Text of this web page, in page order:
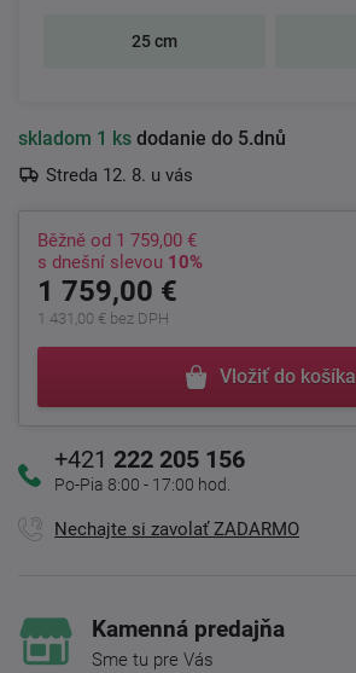
25 cm
skladom 1 ks dodanie do 5.dnů
Streda 12. 8. u vás
Běžně od 1 759,00 €
s dnešní slevou 10%
1 759,00 €
1 431,00 € bez DPH
Vložiť do košíka
+421 222 205 156
Po-Pia 8:00 - 17:00 hod.
Nechajte si zavolať ZADARMO
Kamenná predajňa
Sme tu pre Vás